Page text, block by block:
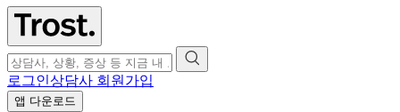
로그인상담사 회원가입
앱 다운로드